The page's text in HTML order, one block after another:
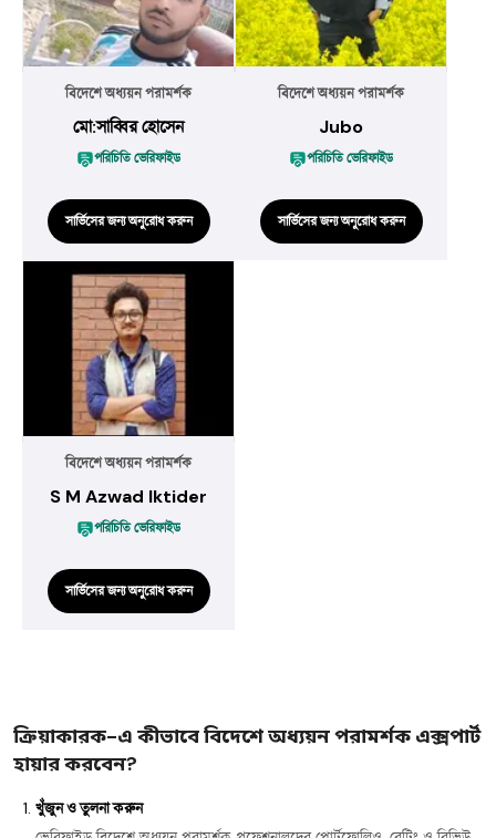
বিদেশে অধ্যয়ন পরামর্শক
মো:সাব্বির হোসেন
পরিচিতি ভেরিফাইড
সার্ভিসের জন্য অনুরোধ করুন
বিদেশে অধ্যয়ন পরামর্শক
Jubo
পরিচিতি ভেরিফাইড
সার্ভিসের জন্য অনুরোধ করুন
বিদেশে অধ্যয়ন পরামর্শক
S M Azwad Iktider
পরিচিতি ভেরিফাইড
সার্ভিসের জন্য অনুরোধ করুন
ক্রিয়াকারক-এ কীভাবে বিদেশে অধ্যয়ন পরামর্শক এক্সপার্ট
হায়ার করবেন?
খুঁজুন ও তুলনা করুন